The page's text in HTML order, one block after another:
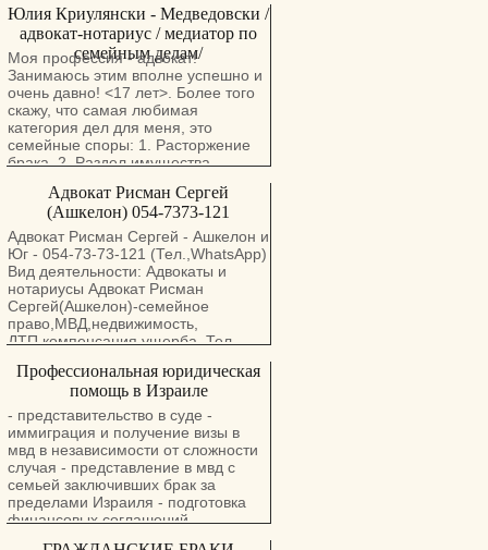
защита должников,принудительное
исполнение долговых обязательств.
Банкротство. Сделки с
недвижимостью.
Адрес:Ашкелон,улица Герцель.
17/101 тел/WhatsApp .: 054-7373121
сбор документов, включая
правильно заполненные
декларации. ✔️ Подача документов
в суд. ✔️ Сопровождение на всех
этапах — от подачи до завершения
бракоразводного процесса. Ришон
леЦион, Герцель, 30. 4 этаж. Тел.:
050-855-8306 Whatsapp:
+972508558306
Arman10work@gmail.com
https://advokathomenker.com
Юлия Криулянски - Медведовски /
адвокат-нотариус / медиатор по
семейным делам/
Моя профессия - адвокат!
Занимаюсь этим вполне успешно и
очень давно! <17 лет>. Более того
скажу, что самая любимая
категория дел для меня, это
семейные споры: 1. Расторжение
брака. 2. Раздел имущества
(алименты не только на
содержание детей, но и на
содержание бывших супругов). 4.
Взыскание дополнительных
расходов на содержание ребенка.
5. Установление места жительства
ребенка/детей с одним из
родителей. 6. Установление
порядка общения ребенка с
отдельно и с другими
родственниками, если в этом есть
бабушка, дедушка, тетя, дядя,
братья и сестры от другого брака).
7. Лишение родительских прав. 8.
Разрешение споров, связанных с
установлением запрета на выезд за
пределы страны, в отношении
несовершеннолетних детей. 9.
Разрешение вопроса о постоянном
Адвокат Рисман Сергей
(Ашкелон) 054-7373-121
Адвокат Рисман Сергей - Ашкелон и
Юг - 054-73-73-121 (Тел.,WhatsApp)
Вид деятельности: Адвокаты и
нoтариусы Адвокат Рисман
Сергей(Ашкелон)-семейное
право,МВД,недвижимость,
ДТП,компенсация ущерба. Тел.
Адвокаты и нoтариусы Адвокат
Рисман Сергей : Семейное право -
Развод,Алименты,раздел
имущества,брачный
договор,снижение
алиментов,завещания,наследство.
МВД. Легализация браков с
иностранными
гражданами.СТУПРО. Судебное
Профессиональная юридическая
помощь в Израиле
- представительство в суде -
иммиграция и получение визы в
мвд в независимости от сложности
случая - представление в мвд с
семьей заключивших брак за
пределами Израиля - подготовка
финансовых соглашений,